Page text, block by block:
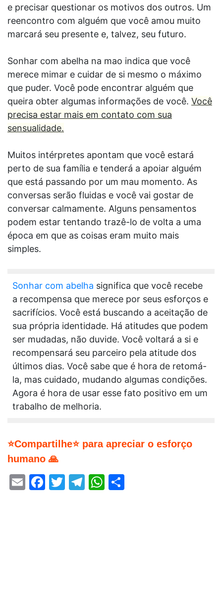
e precisar questionar os motivos dos outros. Um
reencontro com alguém que você amou muito
marcará seu presente e, talvez, seu futuro.
Sonhar com abelha na mao indica que você
merece mimar e cuidar de si mesmo o máximo
que puder. Você pode encontrar alguém que
queira obter algumas informações de você. Você
precisa estar mais em contato com sua
sensualidade.
Muitos intérpretes apontam que você estará
perto de sua família e tenderá a apoiar alguém
que está passando por um mau momento. As
conversas serão fluidas e você vai gostar de
conversar calmamente. Alguns pensamentos
podem estar tentando trazê-lo de volta a uma
época em que as coisas eram muito mais
simples.
Sonhar com abelha significa que você recebe
a recompensa que merece por seus esforços e
sacrifícios. Você está buscando a aceitação de
sua própria identidade. Há atitudes que podem
ser mudadas, não duvide. Você voltará a si e
recompensará seu parceiro pela atitude dos
últimos dias. Você sabe que é hora de retomá-
la, mas cuidado, mudando algumas condições.
Agora é hora de usar esse fato positivo em um
trabalho de melhoria.
⭐Compartilhe⭐ para apreciar o esforço
humano 🙏
EmailFacebook
Twitter
Telegram
WhatsApp